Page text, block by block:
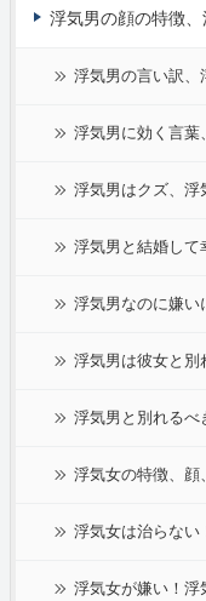
浮気男の顔の特徴
浮気男の言い訳、
浮気男に効く言葉
浮気男はクズ、浮
浮気男と結婚して
浮気男なのに嫌い
浮気男は彼女と別
浮気男と別れるべ
浮気女の特徴、顔
浮気女は治らない
浮気女が嫌い！浮